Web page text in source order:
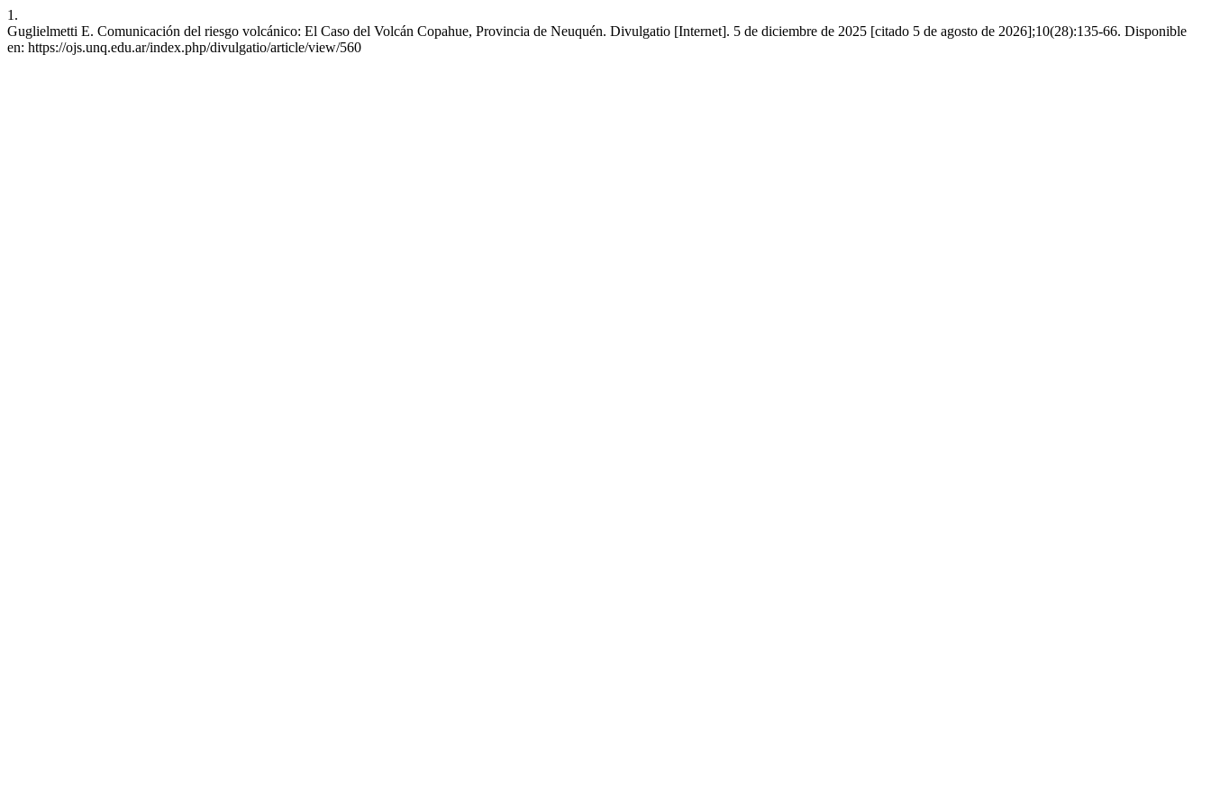
1.
Guglielmetti E. Comunicación del riesgo volcánico: El Caso del Volcán Copahue, Provincia de Neuquén. Divulgatio [Internet]. 5 de diciembre de 2025 [citado 5 de agosto de 2026];10(28):135-66. Disponible
en: https://ojs.unq.edu.ar/index.php/divulgatio/article/view/560